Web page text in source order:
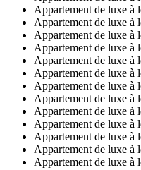
Appartement de luxe à
Appartement de luxe à
Appartement de luxe à
Appartement de luxe à
Appartement de luxe à
Appartement de luxe à
Appartement de luxe à
Appartement de luxe à
Appartement de luxe à
Appartement de luxe à
Appartement de luxe à
Appartement de luxe à
Appartement de luxe à